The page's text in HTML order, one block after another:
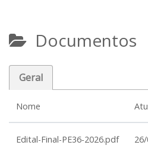
Documentos
Geral
Nome
Edital-Final-PE36-2026.pdf